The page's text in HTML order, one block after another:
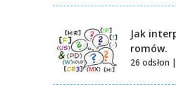
Jak
romów.
26 odsłon |